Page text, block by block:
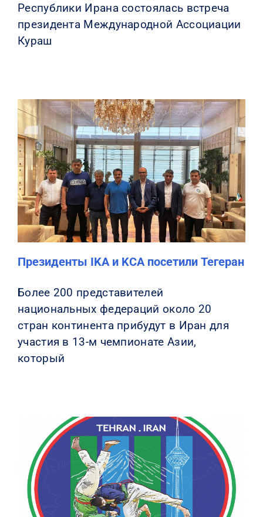
Республики Ирана состоялась встреча
президента Международной Ассоциации
Кураш
Президенты IKA и KCA посетили Тегеран
Более 200 представителей
национальных федераций около 20
стран континента прибудут в Иран для
участия в 13-м чемпионате Азии,
который